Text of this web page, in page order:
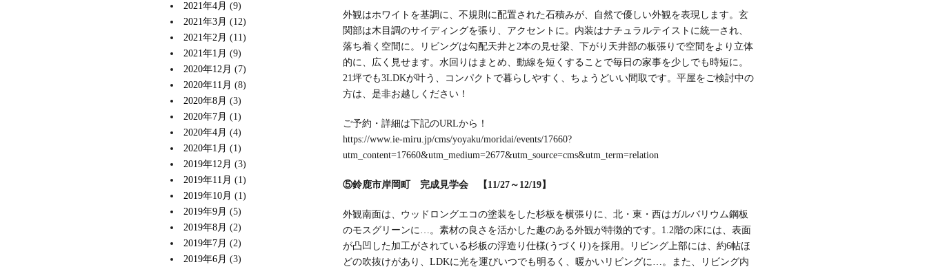
外観はホワイトを基調に、不規則に配置された石積みが、自然で優しい外観を表現します。玄
関部は木目調のサイディングを張り、アクセントに。内装はナチュラルテイストに統一され、
落ち着く空間に。リビングは勾配天井と2本の見せ梁、下がり天井部の板張りで空間をより立体
的に、広く見せます。水回りはまとめ、動線を短くすることで毎日の家事を少しでも時短に。
21坪でも3LDKが叶う、コンパクトで暮らしやすく、ちょうどいい間取です。​​​​平屋をご検討中の
方は、是非お越しください！
ご予約・詳細は下記のURLから！
https://www.ie-miru.jp/cms/yoyaku/moridai/events/17660?
utm_content=17660&utm_medium=2677&utm_source=cms&utm_term=relation
⑤鈴鹿市岸岡町 完成見学会 【11/27～12/19】
外観南面は、ウッドロングエコの塗装をした杉板を横張りに、北・東・西はガルバリウム鋼板
のモスグリーンに…。素材の良さを活かした趣のある外観が特徴的です。1.2階の床には、表面
が凸凹した加工がされている杉板の浮造り仕様(うづくり)を採用。リビング上部には、約6帖ほ
どの吹抜けがあり、LDKに光を運びいつでも明るく、暖かいリビングに…。また、リビング内
2021年4月 (9)
2021年3月 (12)
2021年2月 (11)
2021年1月 (9)
2020年12月 (7)
2020年11月 (8)
2020年8月 (3)
2020年7月 (1)
2020年4月 (4)
2020年1月 (1)
2019年12月 (3)
2019年11月 (1)
2019年10月 (1)
2019年9月 (5)
2019年8月 (2)
2019年7月 (2)
2019年6月 (3)